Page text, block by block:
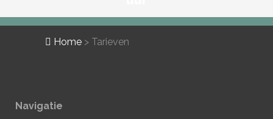
Home > Tarieven
Navigatie